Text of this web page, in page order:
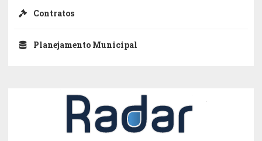
Contratos
Planejamento Municipal